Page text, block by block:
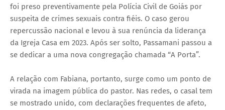
foi preso preventivamente pela Polícia Civil de Goiás por
suspeita de crimes sexuais contra fiéis. O caso gerou
repercussão nacional e levou à sua renúncia da liderança
da Igreja Casa em 2023. Após ser solto, Passamani passou a
se dedicar a uma nova congregação chamada “A Porta”.
A relação com Fabiana, portanto, surge como um ponto de
virada na imagem pública do pastor. Nas redes, o casal tem
se mostrado unido, com declarações frequentes de afeto,